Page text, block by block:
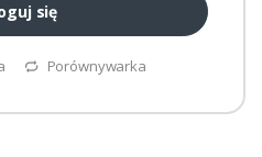
się
Porównywarka